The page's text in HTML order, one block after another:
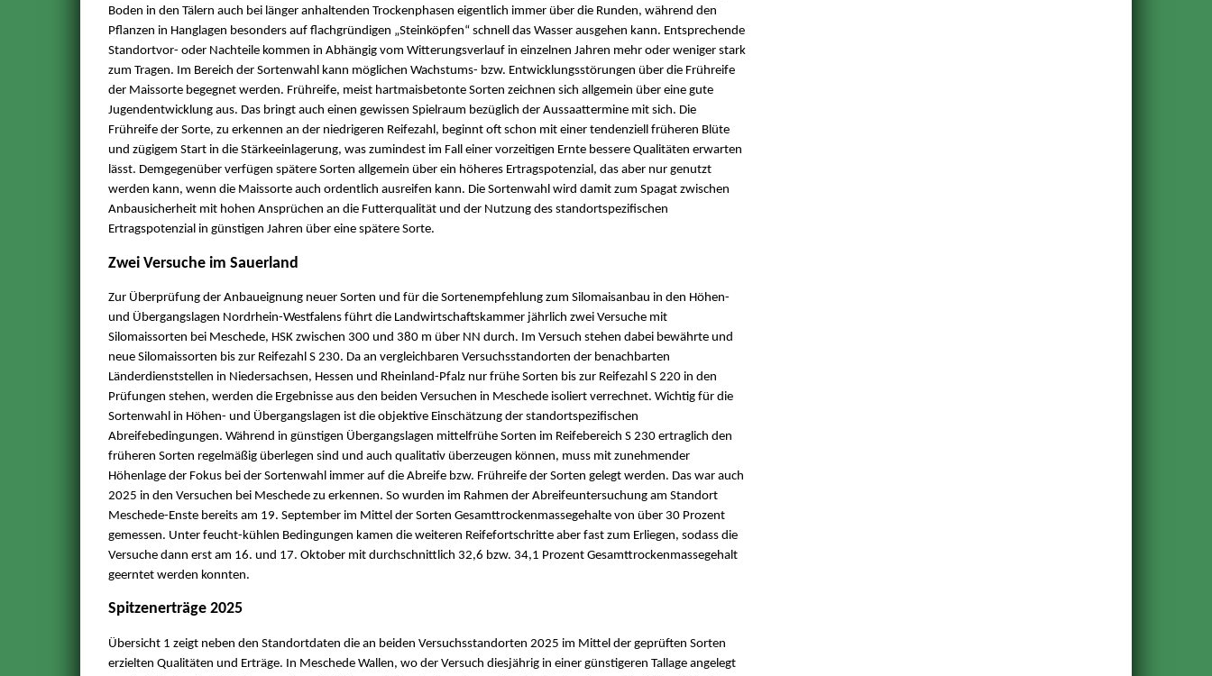
Boden in den Tälern auch bei länger anhaltenden Trockenphasen eigentlich immer über die Runden, während den
Pflanzen in Hanglagen besonders auf flachgründigen „Steinköpfen“ schnell das Wasser ausgehen kann. Entsprechende
Standortvor- oder Nachteile kommen in Abhängig vom Witterungsverlauf in einzelnen Jahren mehr oder weniger stark
zum Tragen. Im Bereich der Sortenwahl kann möglichen Wachstums- bzw. Entwicklungsstörungen über die Frühreife
der Maissorte begegnet werden. Frühreife, meist hartmaisbetonte Sorten zeichnen sich allgemein über eine gute
Jugendentwicklung aus. Das bringt auch einen gewissen Spielraum bezüglich der Aussaattermine mit sich. Die
Frühreife der Sorte, zu erkennen an der niedrigeren Reifezahl, beginnt oft schon mit einer tendenziell früheren Blüte
und zügigem Start in die Stärkeeinlagerung, was zumindest im Fall einer vorzeitigen Ernte bessere Qualitäten erwarten
lässt. Demgegenüber verfügen spätere Sorten allgemein über ein höheres Ertragspotenzial, das aber nur genutzt
werden kann, wenn die Maissorte auch ordentlich ausreifen kann. Die Sortenwahl wird damit zum Spagat zwischen
Anbausicherheit mit hohen Ansprüchen an die Futterqualität und der Nutzung des standortspezifischen
Ertragspotenzial in günstigen Jahren über eine spätere Sorte.
Zwei Versuche im Sauerland
Zur Überprüfung der Anbaueignung neuer Sorten und für die Sortenempfehlung zum Silomaisanbau in den Höhen-
und Übergangslagen Nordrhein-Westfalens führt die Landwirtschaftskammer jährlich zwei Versuche mit
Silomaissorten bei Meschede, HSK zwischen 300 und 380 m über NN durch. Im Versuch stehen dabei bewährte und
neue Silomaissorten bis zur Reifezahl S 230. Da an vergleichbaren Versuchsstandorten der benachbarten
Länderdienststellen in Niedersachsen, Hessen und Rheinland-Pfalz nur frühe Sorten bis zur Reifezahl S 220 in den
Prüfungen stehen, werden die Ergebnisse aus den beiden Versuchen in Meschede isoliert verrechnet. Wichtig für die
Sortenwahl in Höhen- und Übergangslagen ist die objektive Einschätzung der standortspezifischen
Abreifebedingungen. Während in günstigen Übergangslagen mittelfrühe Sorten im Reifebereich S 230 ertraglich den
früheren Sorten regelmäßig überlegen sind und auch qualitativ überzeugen können, muss mit zunehmender
Höhenlage der Fokus bei der Sortenwahl immer auf die Abreife bzw. Frühreife der Sorten gelegt werden. Das war auch
2025 in den Versuchen bei Meschede zu erkennen. So wurden im Rahmen der Abreifeuntersuchung am Standort
Meschede-Enste bereits am 19. September im Mittel der Sorten Gesamttrockenmassegehalte von über 30 Prozent
gemessen. Unter feucht-kühlen Bedingungen kamen die weiteren Reifefortschritte aber fast zum Erliegen, sodass die
Versuche dann erst am 16. und 17. Oktober mit durchschnittlich 32,6 bzw. 34,1 Prozent Gesamttrockenmassegehalt
geerntet werden konnten.
Spitzenerträge 2025
Übersicht 1 zeigt neben den Standortdaten die an beiden Versuchsstandorten 2025 im Mittel der geprüften Sorten
erzielten Qualitäten und Erträge. In Meschede Wallen, wo der Versuch diesjährig in einer günstigeren Tallage angelegt